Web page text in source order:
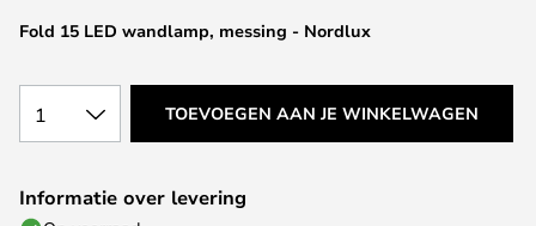
Fold 15 LED wandlamp, messing - Nordlux
1 TOEVOEGEN AAN JE WINKELWAGEN
Informatie over levering